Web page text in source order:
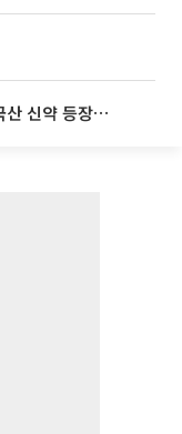
‘레켐비’ 독주 치매 치료제 시장…국산 신약 등장하나